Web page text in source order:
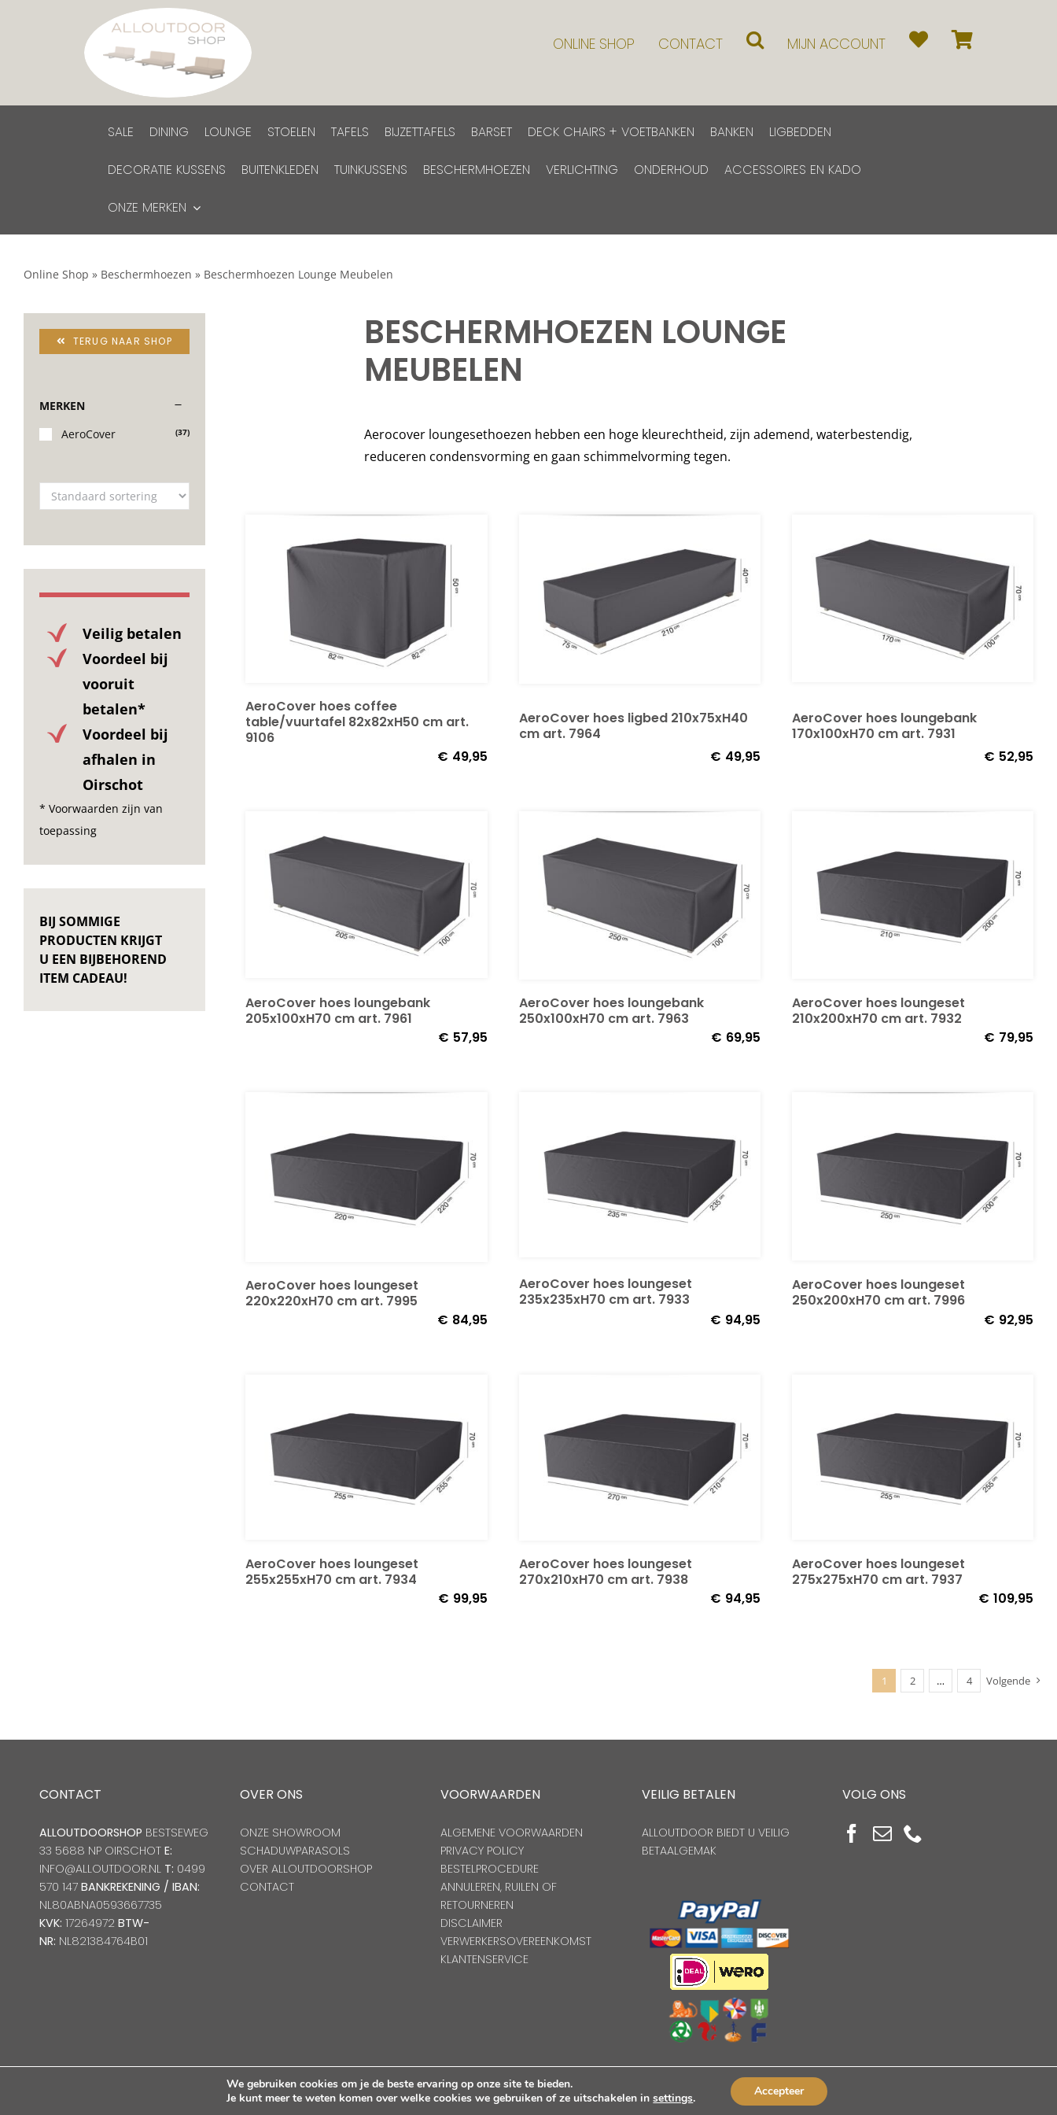
ONLINE SHOP CONTACT MIJN ACCOUNT
SALE DINING LOUNGE STOELEN TAFELS BIJZETTAFELS BARSET DECK CHAIRS + VOETBANKEN BANKEN LIGBEDDEN
DECORATIE KUSSENS BUITENKLEDEN TUINKUSSENS BESCHERMHOEZEN VERLICHTING ONDERHOUD ACCESSOIRES EN KADO
ONZE MERKEN
Online Shop » Beschermhoezen » Beschermhoezen Lounge Meubelen
BESCHERMHOEZEN LOUNGE
MEUBELEN
Aerocover loungesethoezen hebben een hoge kleurechtheid, zijn ademend, waterbestendig,
reduceren condensvorming en gaan schimmelvorming tegen.
AeroCover hoes coffee
table/vuurtafel 82x82xH50 cm art.
9106
€ 49,95
AeroCover hoes ligbed 210x75xH40
cm art. 7964
€ 49,95
AeroCover hoes loungebank
170x100xH70 cm art. 7931
€ 52,95
AeroCover hoes loungebank
205x100xH70 cm art. 7961
€ 57,95
AeroCover hoes loungebank
250x100xH70 cm art. 7963
€ 69,95
AeroCover hoes loungeset
210x200xH70 cm art. 7932
€ 79,95
AeroCover hoes loungeset
220x220xH70 cm art. 7995
€ 84,95
AeroCover hoes loungeset
235x235xH70 cm art. 7933
€ 94,95
AeroCover hoes loungeset
250x200xH70 cm art. 7996
€ 92,95
AeroCover hoes loungeset
255x255xH70 cm art. 7934
€ 99,95
AeroCover hoes loungeset
270x210xH70 cm art. 7938
€ 94,95
AeroCover hoes loungeset
275x275xH70 cm art. 7937
€ 109,95
1 2 … 4 Volgende
TERUG NAAR SHOP
MERKEN
AeroCover
(37)
Veilig betalen
Voordeel bij
vooruit
betalen*
Voordeel bij
afhalen in
Oirschot
* Voorwaarden zijn van
toepassing
BIJ SOMMIGE
PRODUCTEN KRIJGT
U EEN BIJBEHOREND
ITEM CADEAU!
CONTACT
ALLOUTDOORSHOP BESTSEWEG
33 5688 NP OIRSCHOT E:
INFO@ALLOUTDOOR.NL T: 0499
570 147 BANKREKENING / IBAN:
NL80ABNA0593667735
KVK: 17264972 BTW-
NR: NL821384764B01
OVER ONS
ONZE SHOWROOM
SCHADUWPARASOLS
OVER ALLOUTDOORSHOP
CONTACT
VOORWAARDEN
ALGEMENE VOORWAARDEN
PRIVACY POLICY
BESTELPROCEDURE
ANNULEREN, RUILEN OF
RETOURNEREN
DISCLAIMER
VERWERKERSOVEREENKOMST
KLANTENSERVICE
VEILIG BETALEN
ALLOUTDOOR BIEDT U VEILIG
BETAALGEMAK
VOLG ONS
Copyright Alloutdoorshop © 2026. Alle Rechten Voorbehouden
KVK: 17264972 | BTW: NL821384764B01
We gebruiken cookies om je de beste ervaring op onze site te bieden.
Je kunt meer te weten komen over welke cookies we gebruiken of ze uitschakelen insettings. Accepteer